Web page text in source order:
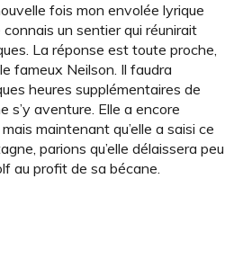
fois mon envolée lyrique
un sentier qui réunirait
La réponse est toute proche,
fameux Neilson. Il faudra
heures supplémentaires de
s’y aventure. Elle a encore
maintenant qu’elle a saisi ce
parions qu’elle délaissera peu
au profit de sa bécane.